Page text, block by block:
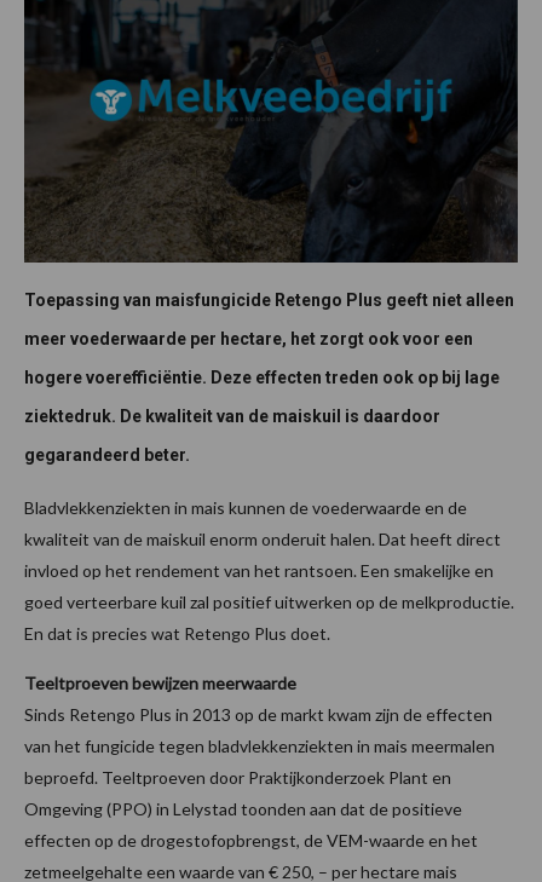
Toepassing van maisfungicide Retengo Plus geeft niet alleen
meer voederwaarde per hectare, het zorgt ook voor een
hogere voerefficiëntie. Deze effecten treden ook op bij lage
ziektedruk. De kwaliteit van de maiskuil is daardoor
gegarandeerd beter.
Bladvlekkenziekten in mais kunnen de voederwaarde en de
kwaliteit van de maiskuil enorm onderuit halen. Dat heeft direct
invloed op het rendement van het rantsoen. Een smakelijke en
goed verteerbare kuil zal positief uitwerken op de melkproductie.
En dat is precies wat Retengo Plus doet.
Teeltproeven bewijzen meerwaarde
Sinds Retengo Plus in 2013 op de markt kwam zijn de effecten
van het fungicide tegen bladvlekkenziekten in mais meermalen
beproefd. Teeltproeven door Praktijkonderzoek Plant en
Omgeving (PPO) in Lelystad toonden aan dat de positieve
effecten op de drogestofopbrengst, de VEM-waarde en het
zetmeelgehalte een waarde van € 250, – per hectare mais